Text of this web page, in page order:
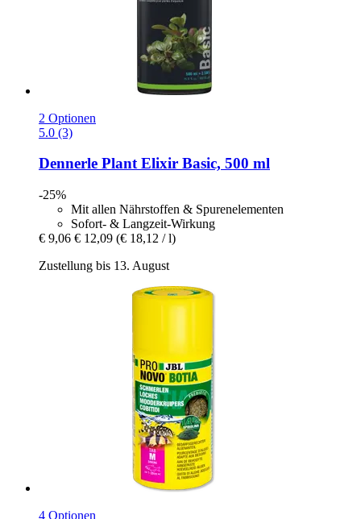
2 Optionen
5.0 (3)
Dennerle Plant Elixir Basic, 500 ml
-25%
Mit allen Nährstoffen & Spurenelementen
Sofort- & Langzeit-Wirkung
€ 9,06 € 12,09 (€ 18,12 / l)
Zustellung bis 13. August
4 Optionen